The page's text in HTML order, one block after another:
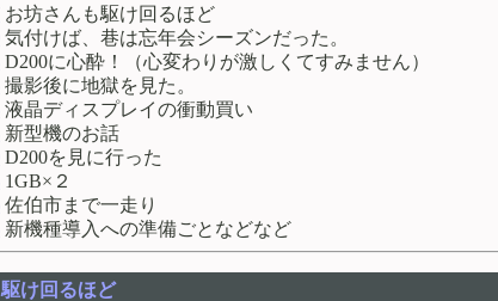
お坊さんも駆け回るほど
気付けば、巷は忘年会シーズンだった。
D200に心酔！（心変わりが激しくてすみません）
撮影後に地獄を見た。
液晶ディスプレイの衝動買い
新型機のお話
D200を見に行った
1GB×２
佐伯市まで一走り
新機種導入への準備ごとなどなど
け回るほど